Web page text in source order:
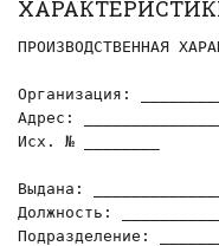
ПРОИЗВОДСТВЕННАЯ
Организация:
Адрес:
Исх. № ________
Выдана:
Должность:
Подразделение: